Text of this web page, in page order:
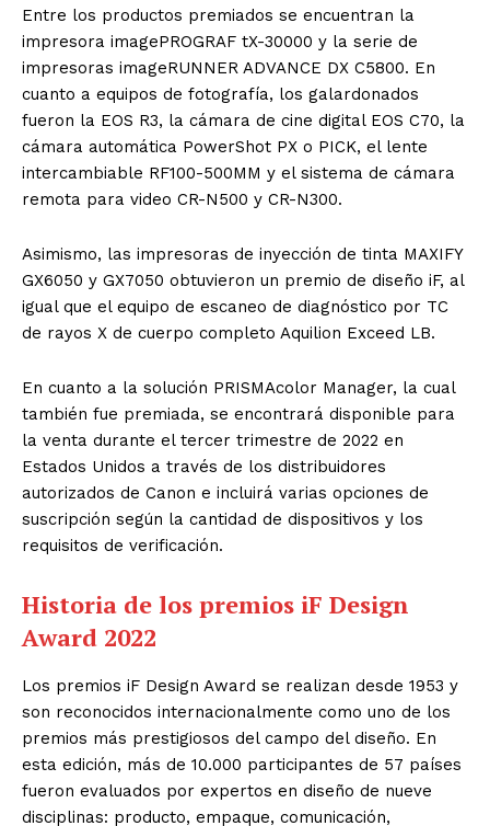
Entre los productos premiados se encuentran la
impresora imagePROGRAF tX-30000 y la serie de
impresoras imageRUNNER ADVANCE DX C5800. En
cuanto a equipos de fotografía, los galardonados
fueron la EOS R3, la cámara de cine digital EOS C70, la
cámara automática PowerShot PX o PICK, el lente
intercambiable RF100-500MM y el sistema de cámara
remota para video CR-N500 y CR-N300.
Asimismo, las impresoras de inyección de tinta MAXIFY
GX6050 y GX7050 obtuvieron un premio de diseño iF, al
igual que el equipo de escaneo de diagnóstico por TC
de rayos X de cuerpo completo Aquilion Exceed LB.
En cuanto a la solución PRISMAcolor Manager, la cual
también fue premiada, se encontrará disponible para
la venta durante el tercer trimestre de 2022 en
Estados Unidos a través de los distribuidores
autorizados de Canon e incluirá varias opciones de
suscripción según la cantidad de dispositivos y los
requisitos de verificación.
Historia de los premios iF Design
Award 2022
Los premios iF Design Award se realizan desde 1953 y
son reconocidos internacionalmente como uno de los
premios más prestigiosos del campo del diseño. En
esta edición, más de 10.000 participantes de 57 países
fueron evaluados por expertos en diseño de nueve
disciplinas: producto, empaque, comunicación,